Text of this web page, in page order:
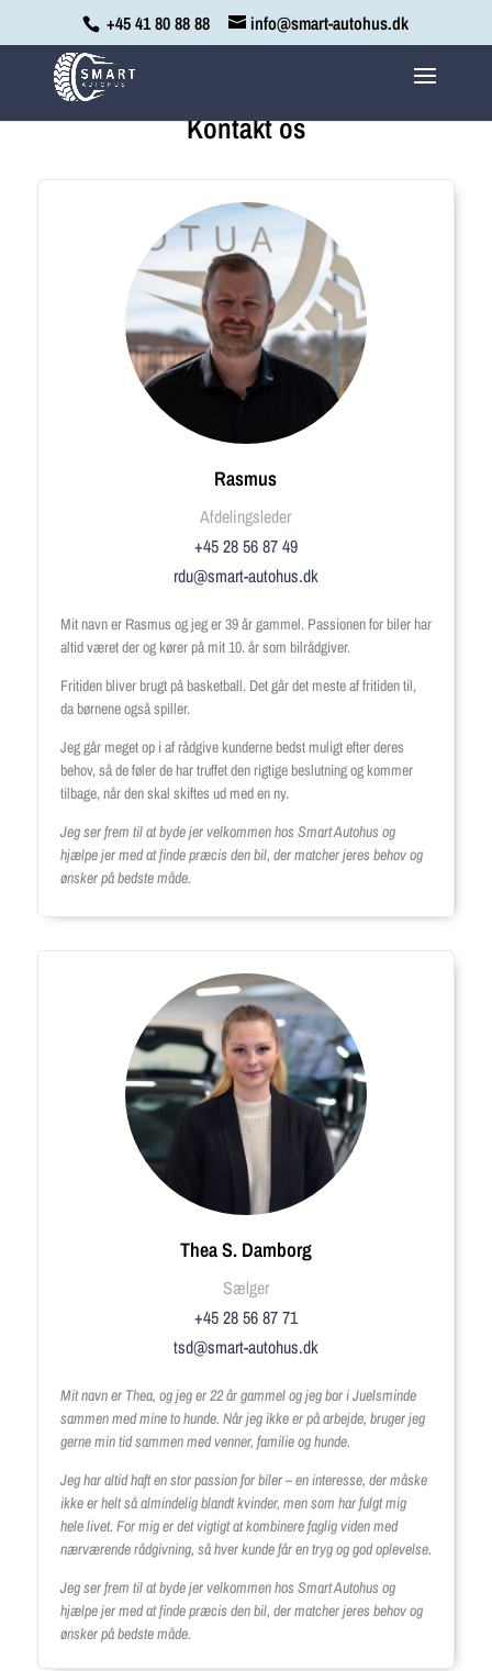
+45 41 80 88 88 info@smart-autohus.dk
Kontakt os
Rasmus
Afdelingsleder
+45 28 56 87 49
rdu@smart-autohus.dk
Mit navn er Rasmus og jeg er 39 år gammel. Passionen for biler har
altid været der og kører på mit 10. år som bilrådgiver.
Fritiden bliver brugt på basketball. Det går det meste af fritiden til,
da børnene også spiller.
Jeg går meget op i af rådgive kunderne bedst muligt efter deres
behov, så de føler de har truffet den rigtige beslutning og kommer
tilbage, når den skal skiftes ud med en ny.
Jeg ser frem til at byde jer velkommen hos Smart Autohus og
hjælpe jer med at finde præcis den bil, der matcher jeres behov og
ønsker på bedste måde.
Thea S. Damborg
Sælger
+45 28 56 87 71
tsd@smart-autohus.dk
Mit navn er Thea, og jeg er 22 år gammel og jeg bor i Juelsminde
sammen med mine to hunde. Når jeg ikke er på arbejde, bruger jeg
gerne min tid sammen med venner, familie og hunde.
Jeg har altid haft en stor passion for biler – en interesse, der måske
ikke er helt så almindelig blandt kvinder, men som har fulgt mig
hele livet. For mig er det vigtigt at kombinere faglig viden med
nærværende rådgivning, så hver kunde får en tryg og god oplevelse.
Jeg ser frem til at byde jer velkommen hos Smart Autohus og
hjælpe jer med at finde præcis den bil, der matcher jeres behov og
ønsker på bedste måde.